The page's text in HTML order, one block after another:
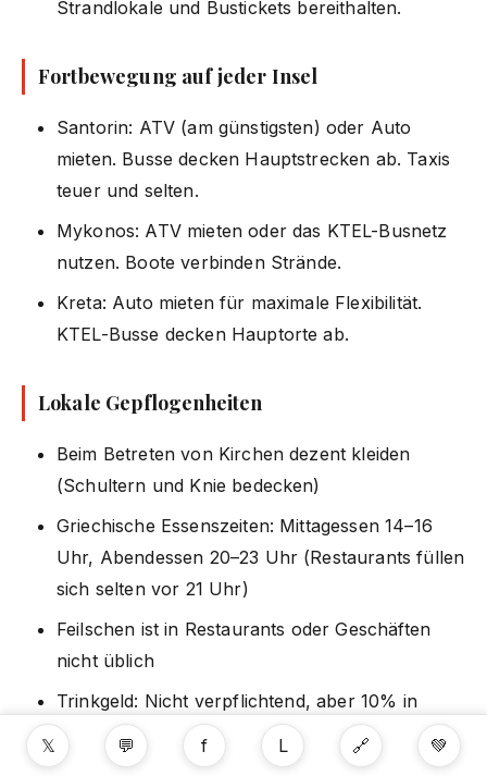
Strandlokale und Bustickets bereithalten.
Fortbewegung auf jeder Insel
Santorin: ATV (am günstigsten) oder Auto
mieten. Busse decken Hauptstrecken ab. Taxis
teuer und selten.
Mykonos: ATV mieten oder das KTEL-Busnetz
nutzen. Boote verbinden Strände.
Kreta: Auto mieten für maximale Flexibilität.
KTEL-Busse decken Hauptorte ab.
Lokale Gepflogenheiten
Beim Betreten von Kirchen dezent kleiden
(Schultern und Knie bedecken)
Griechische Essenszeiten: Mittagessen 14–16
Uhr, Abendessen 20–23 Uhr (Restaurants füllen
sich selten vor 21 Uhr)
Feilschen ist in Restaurants oder Geschäften
nicht üblich
Trinkgeld: Nicht verpflichtend, aber 10% in
Sitzrestaurants wird gerne gesehen
𝕏 💬 f L 🔗 💚